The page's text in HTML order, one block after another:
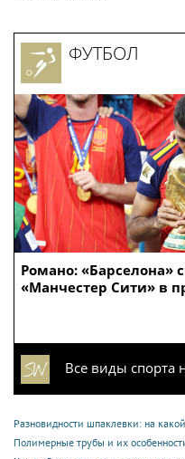
Романо: «Барселона»
«Манчестер Сити» в
ФУТБОЛ
Все виды спорта
Разновидности шпаклевки: на
Полимерные трубы и их